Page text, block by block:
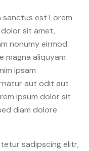
est Lorem
sit amet,
nonumy eirmod
magna aliquyam
ipsam
aut odit aut
ipsum dolor sit
diam dolore
sadipscing elitr,